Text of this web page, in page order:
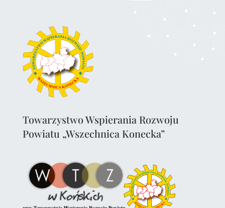
Towarzystwo Wspierania Rozwoju
Powiatu „Wszechnica Konecka”